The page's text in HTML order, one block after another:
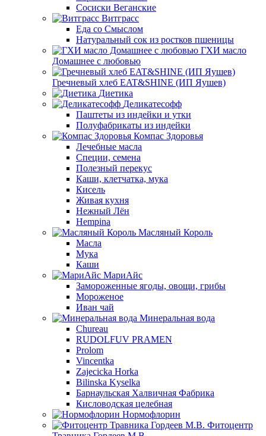
Сосиски Веганские
Витграсс
Еда со Смыслом
Натуральный сок из ростков пшеницы
ГХИ масло
Домашнее с любовью
Гречневый хлеб EAT&SHINE (ИП Яушев)
Диетика
Деликатесофф
Паштеты из индейки и утки
Полуфабрикаты из индейки
Компас Здоровья
Лечебные масла
Специи, семена
Полезный перекус
Каши, клетчатка, мука
Кисель
Живая кухня
Нежный Лён
Hempina
Масляный Король
Масла
Мука
Каши
МариАйс
Замороженные ягоды, овощи, грибы
Мороженое
Иван чай
Минеральная вода
Chureau
RUDOLFUV PRAMEN
Prolom
Vincentka
Zajecicka Horka
Bilinska Kyselka
Барнаульская Халвичная Фабрика
Кисловодская целебная
Нормофлорин
Фитоцентр